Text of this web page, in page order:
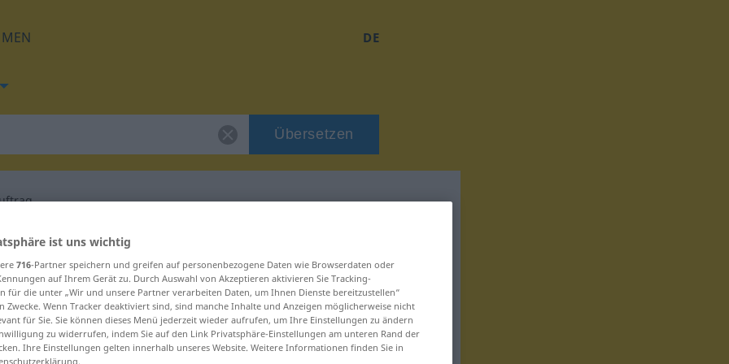
DE
Übersetzen
für "Zahlungsauftrag"
ist uns wichtig
716-Partner speichern und greifen auf personenbezogene Daten wie Browserdaten oder
auf Ihrem Gerät zu. Durch Auswahl von Akzeptieren aktivieren Sie Tracking-
für die unter „Wir und unsere Partner verarbeiten Daten, um Ihnen Dienste bereitzustellen“
Zwecke. Wenn Tracker deaktiviert sind, sind manche Inhalte und Anzeigen möglicherweise nicht
für Sie. Sie können dieses Menü jederzeit wieder aufrufen, um Ihre Einstellungen zu ändern
zu widerrufen, indem Sie auf den Link Privatsphäre-Einstellungen am unteren Rand der
Ihre Einstellungen gelten innerhalb unseres Website. Weitere Informationen finden Sie in